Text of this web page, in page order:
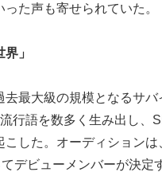
た声も寄せられていた。
」
去最大級の規模となるサ
行語を数多く生み出し
した。オーディション
デビューメンバーが決